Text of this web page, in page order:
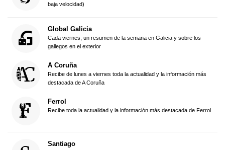
baja velocidad)
Global Galicia
Cada viernes, un resumen de la semana en Galicia y sobre los
gallegos en el exterior
A Coruña
Recibe de lunes a viernes toda la actualidad y la información más
destacada de A Coruña
Ferrol
Recibe toda la actualidad y la información más destacada de Ferrol
Santiago